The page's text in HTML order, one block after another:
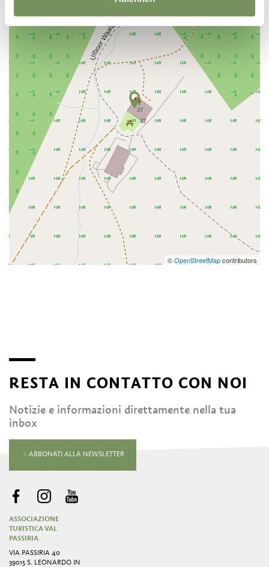
©OpenStreetMapcontributors
RESTA IN CONTATTO CON NOI
Notizie e informazioni direttamente nella tua
inbox
ABBONATI ALLA NEWSLETTER
ASSOCIAZIONE
TURISTICA VAL
PASSIRIA
VIA PASSIRIA 40
39015 S. LEONARDO IN